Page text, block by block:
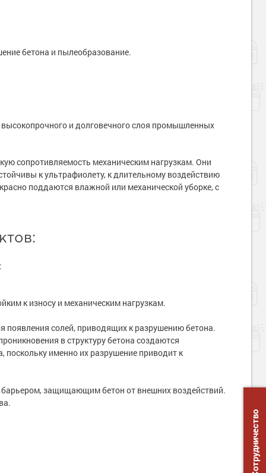
бетона и пылеобразование.
и долговечного слоя промышленных
сопротивляемость механическим нагрузкам. Они
к ультрафиолету, к длительному воздействию
поддаются влажной или механической уборке, с
к износу и механическим нагрузкам.
появления солей, приводящих к разрушению бетона.
в структуру бетона создаются
именно их разрушение приводит к
защищающим бетон от внешних воздействий.
Сотрудничество